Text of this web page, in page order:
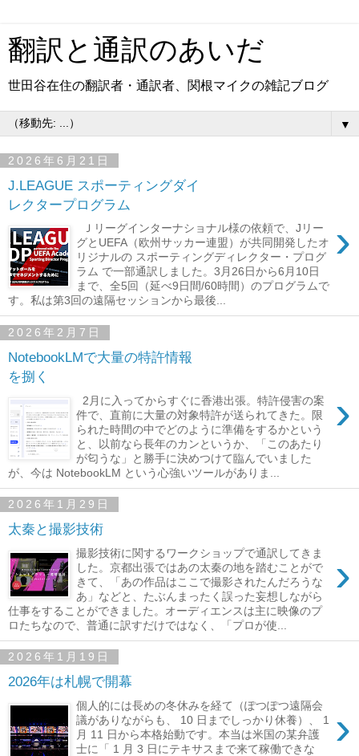
翻訳と通訳のあいだ
世田谷在住の翻訳者・通訳者、関根マイクの雑記ブログ
▼
2026年6月21日
J.LEAGUE スポーティングダイ
レクタープログラム
›
Ｊリーグインターナショナル様の依頼で、Jリー
グとUEFA（欧州サッカー連盟）が共同開発したオ
リジナルの スポーティングディレクター・プログ
ラム で一部通訳しました。3月26日から6月10日
まで、全5回（延べ9日間/60時間）のプログラムで
す。私は第3回の遠隔セッションから最後...
2026年2月7日
NotebookLMで大量の特許情報
を捌く
›
2月に入ってからすぐに香港出張。特許侵害の案
件で、直前に大量の対象特許が送られてきた。限
られた時間の中でどのように準備をするかという
と、以前なら長年のカンというか、「このあたり
が匂うな」と勝手に決めつけて臨んでいました
が、今は NotebookLM という心強いツールがありま...
2026年1月29日
太秦と撮影技術
›
撮影技術に関するワークショップで通訳してきま
した。京都出張ではあの太秦の地を踏むことがで
きて、「あの作品はここで撮影されたんだろうな
あ」などと、たぶんまったく誤った妄想しながら
仕事をすることができました。オーディエンスは主に映像のプ
ロたちなので、普通に訳すだけではなく、「プロが使...
2026年1月19日
2026年は札幌で開幕
›
個人的には長めの冬休みを経て（ぽつぽつ遠隔会
議がありながらも、 10 日までしっかり休養）、 1
月 11 日から本格始動です。本当は米国の某弁護
士に「 1 月 3 日にテキサスまで来て稼働できな